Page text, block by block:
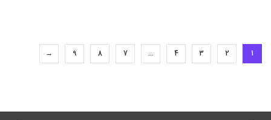
1
2
3
4
…
7
8
9
→